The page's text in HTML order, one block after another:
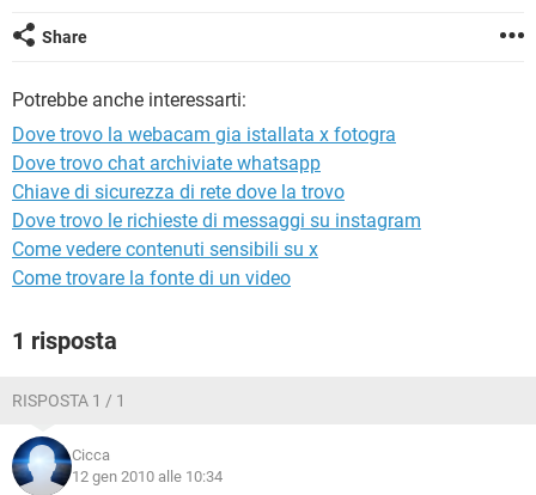
HARDWARE
TIKTOK
Share
Potrebbe anche interessarti:
Dove trovo la webacam gia istallata x fotogra
Dove trovo chat archiviate whatsapp
Chiave di sicurezza di rete dove la trovo
Dove trovo le richieste di messaggi su instagram
Come vedere contenuti sensibili su x
Come trovare la fonte di un video
1 risposta
RISPOSTA 1 / 1
Cicca
12 gen 2010 alle 10:34